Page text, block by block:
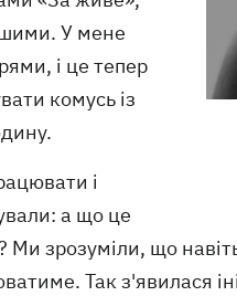
У мене
і це тепер
комусь із
і
а що це
Ми зрозуміли, що
Так з'явилася